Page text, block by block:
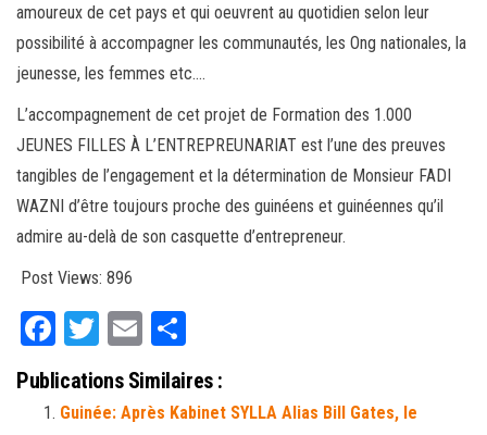
amoureux de cet pays et qui oeuvrent au quotidien selon leur
possibilité à accompagner les communautés, les Ong nationales, la
jeunesse, les femmes etc….
L’accompagnement de cet projet de Formation des 1.000
JEUNES FILLES À L’ENTREPREUNARIAT est l’une des preuves
tangibles de l’engagement et la détermination de Monsieur FADI
WAZNI d’être toujours proche des guinéens et guinéennes qu’il
admire au-delà de son casquette d’entrepreneur.
Post Views: 896
Fa
ce
bo
T
tt
E
m
ail ag
Publications Similaires :
Guinée: Après Kabinet SYLLA Alias Bill Gates, le